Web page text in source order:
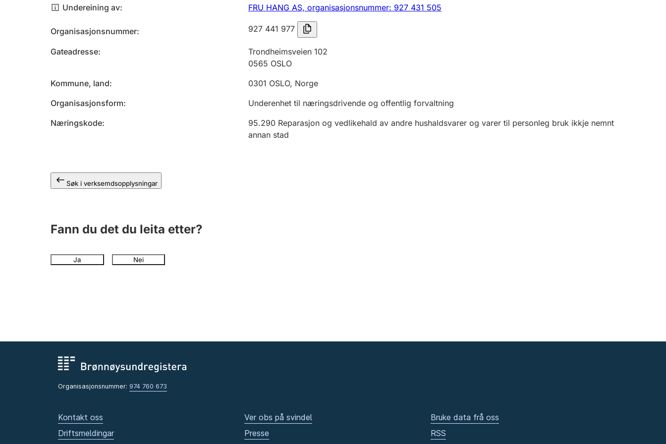
Undereining av FRU HANG AS, organisasjonsnummer: 927 431 505
Organisasjonsnummer 927 441 977
Gateadresse
Trondheimsveien 102
0565 OSLO
Kommune, land
0301 OSLO, Norge
Organisasjonsform
Underenhet til næringsdrivende og offentlig forvaltning
Næringskode
95.290 Reparasjon og vedlikehald av andre hushaldsvarer og varer til personleg bruk ikkje nemnt
annan stad
Søk i verksemdsopplysningar
Fann du det du leita etter?
Ja Nei
Organisasjonsnummer: 974 760 673
Kontakt oss
Driftsmeldingar
Ver obs på svindel
Presse
Bruke data frå oss
RSS